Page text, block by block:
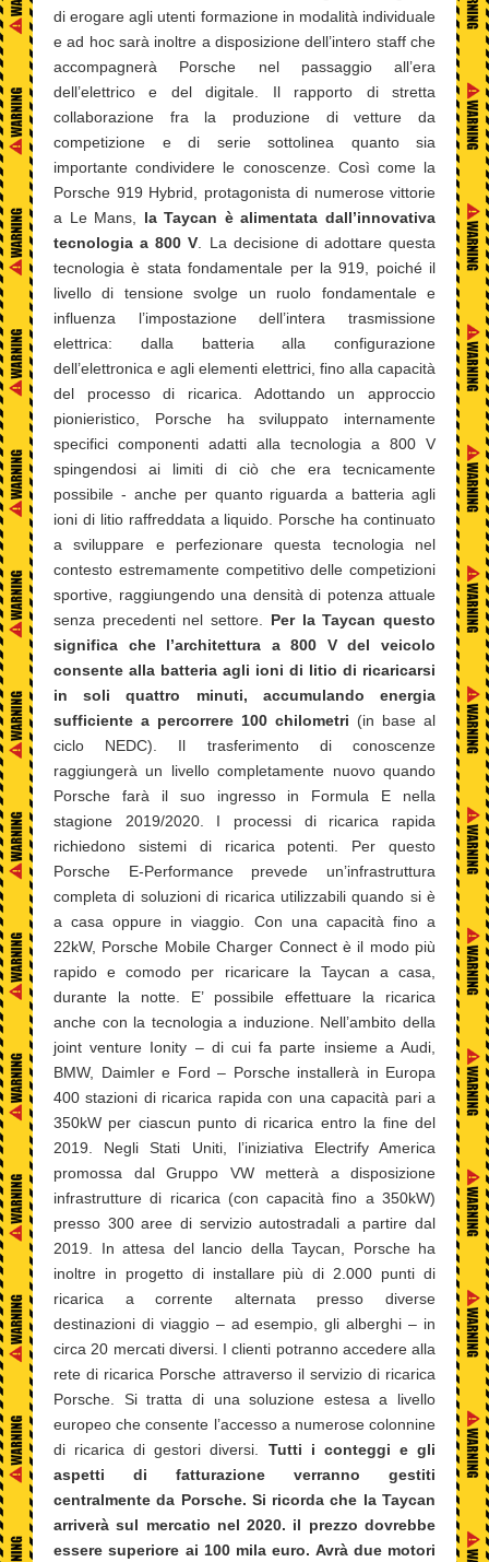
di erogare agli utenti formazione in modalità individuale
e ad hoc sarà inoltre a disposizione dell’intero staff che
accompagnerà Porsche nel passaggio all’era
dell’elettrico e del digitale. Il rapporto di stretta
collaborazione fra la produzione di vetture da
competizione e di serie sottolinea quanto sia
importante condividere le conoscenze. Così come la
Porsche 919 Hybrid, protagonista di numerose vittorie
a Le Mans, la Taycan è alimentata dall’innovativa
tecnologia a 800 V . La decisione di adottare questa
tecnologia è stata fondamentale per la 919, poiché il
livello di tensione svolge un ruolo fondamentale e
influenza l’impostazione dell’intera trasmissione
elettrica: dalla batteria alla configurazione
dell’elettronica e agli elementi elettrici, fino alla capacità
del processo di ricarica. Adottando un approccio
pionieristico, Porsche ha sviluppato internamente
specifici componenti adatti alla tecnologia a 800 V
spingendosi ai limiti di ciò che era tecnicamente
possibile - anche per quanto riguarda a batteria agli
ioni di litio raffreddata a liquido. Porsche ha continuato
a sviluppare e perfezionare questa tecnologia nel
contesto estremamente competitivo delle competizioni
sportive, raggiungendo una densità di potenza attuale
senza precedenti nel settore. Per la Taycan questo
significa che l’architettura a 800 V del veicolo
consente alla batteria agli ioni di litio di ricaricarsi
in soli quattro minuti, accumulando energia
sufficiente a percorrere 100 chilometri (in base al
ciclo NEDC). Il trasferimento di conoscenze
raggiungerà un livello completamente nuovo quando
Porsche farà il suo ingresso in Formula E nella
stagione 2019/2020. I processi di ricarica rapida
richiedono sistemi di ricarica potenti. Per questo
Porsche E-Performance prevede un’infrastruttura
completa di soluzioni di ricarica utilizzabili quando si è
a casa oppure in viaggio. Con una capacità fino a
22kW, Porsche Mobile Charger Connect è il modo più
rapido e comodo per ricaricare la Taycan a casa,
durante la notte. E’ possibile effettuare la ricarica
anche con la tecnologia a induzione. Nell’ambito della
joint venture Ionity – di cui fa parte insieme a Audi,
BMW, Daimler e Ford – Porsche installerà in Europa
400 stazioni di ricarica rapida con una capacità pari a
350kW per ciascun punto di ricarica entro la fine del
2019. Negli Stati Uniti, l’iniziativa Electrify America
promossa dal Gruppo VW metterà a disposizione
infrastrutture di ricarica (con capacità fino a 350kW)
presso 300 aree di servizio autostradali a partire dal
2019. In attesa del lancio della Taycan, Porsche ha
inoltre in progetto di installare più di 2.000 punti di
ricarica a corrente alternata presso diverse
destinazioni di viaggio – ad esempio, gli alberghi – in
circa 20 mercati diversi. I clienti potranno accedere alla
rete di ricarica Porsche attraverso il servizio di ricarica
Porsche. Si tratta di una soluzione estesa a livello
europeo che consente l’accesso a numerose colonnine
di ricarica di gestori diversi. Tutti i conteggi e gli
aspetti di fatturazione verranno gestiti
centralmente da Porsche. Si ricorda che la Taycan
arriverà sul mercatio nel 2020. il prezzo dovrebbe
essere superiore ai 100 mila euro. Avrà due motori